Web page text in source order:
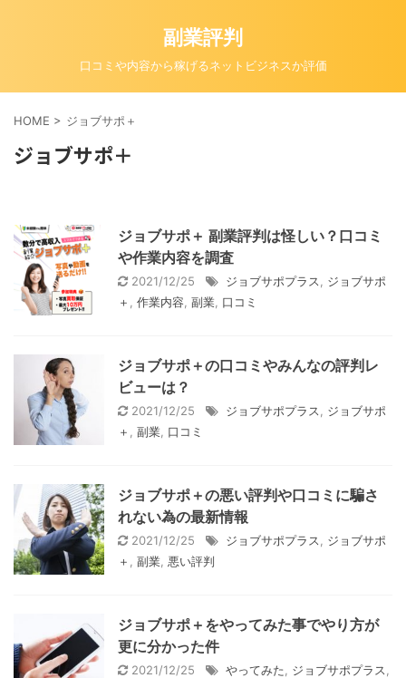
副業評判
口コミや内容から稼げるネットビジネスか評価
HOME > ジョブサポ＋
ジョブサポ＋
ジョブサポ＋ 副業評判は怪しい？口コミ
や作業内容を調査
2021/12/25 ジョブサポプラス
ジョブサポ
＋
作業内容 副業 口コミ
ジョブサポ＋の口コミやみんなの評判レ
ビューは？
2021/12/25 ジョブサポプラス
ジョブサポ
＋
副業 口コミ
ジョブサポ＋の悪い評判や口コミに騙さ
れない為の最新情報
2021/12/25 ジョブサポプラス
ジョブサポ
＋
副業 悪い評判
ジョブサポ＋をやってみた事でやり方が
更に分かった件
2021/12/25 やってみた ジョブサポプラス